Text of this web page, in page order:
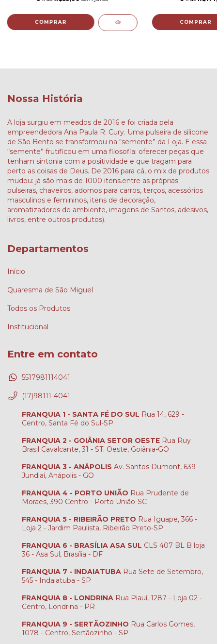
COMPRAR
Nossa História
A loja surgiu em meados de 2016 e foi criada pela
empreendedora Ana Paula R. Cury. Uma pulseira de silicone
de São Bento se transformou na “semente” da Loja. E essa
“semente” frutificou em uma filosofia: oferecer peças que
tenham sintonia com a positividade e que tragam para
perto as coisas de Deus. De 2016 para cá, o mix de produtos
mudou: já são mais de 1000 itens.entre as próprias
pulseiras, chaveiros, adornos para carros, terços, acessórios
masculinos e femininos, itens de decoração,
aromatizadores de ambiente, imagens de Santos, adesivos,
livros, entre outros produtos).
Departamentos
Início
Quaresma de São Miguel
Todos os Produtos
Institucional
Entre em contato
5517981114041
(17)98111-4041
FRANQUIA 1 - SANTA FÉ DO SUL Rua 14, 629 -
Centro, Santa Fé do Sul-SP
FRANQUIA 2 - GOIÂNIA SETOR OESTE Rua Ruy
Brasil Cavalcante, 31 - ST. Oeste, Goiânia-GO
FRANQUIA 3 - ANÁPOLIS Av. Santos Dumont, 639 -
Jundiaí, Anápolis - GO
FRANQUIA 4 - PORTO UNIÃO Rua Prudente de
Moraes, 390 Centro - Porto União-SC
FRANQUIA 5 - RIBEIRÃO PRETO Rua Iguape, 366 -
Loja 2 - Jardim Paulista, Ribeirão Preto-SP
FRANQUIA 6 - BRASÍLIA ASA SUL CLS 407 BL B loja
36 - Asa Sul, Brasília - DF
FRANQUIA 7 - INDAIATUBA Rua Sete de Setembro,
545 - Indaiatuba - SP
FRANQUIA 8 - LONDRINA Rua Piauí, 1287 - Loja 02 -
Centro, Londrina - PR
FRANQUIA 9 - SERTÃOZINHO Rua Carlos Gomes,
1078 - Centro, Sertãozinho - SP